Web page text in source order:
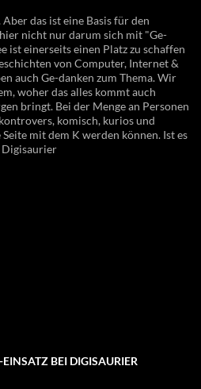
das ist eine Basis für den
nicht nur darum sich mit "Ge-
ist einerseits einen Platz zu schaffen
von Computer, Internet &
auch Ge-danken zum Thema. Wir
woher das alles kommt auch
bringt. Bei der Menge an Personen
komisch, kurios und
mit dem K werden können. Ist es
Digisaurier
BEI DIGISAURIER